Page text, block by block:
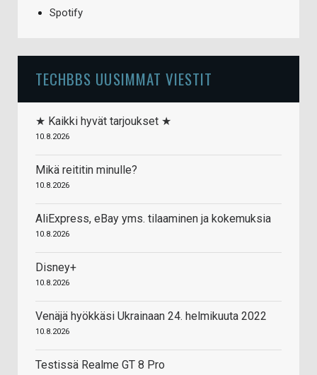
Spotify
TECHBBS UUSIMMAT VIESTIT
★ Kaikki hyvät tarjoukset ★
10.8.2026
Mikä reititin minulle?
10.8.2026
AliExpress, eBay yms. tilaaminen ja kokemuksia
10.8.2026
Disney+
10.8.2026
Venäjä hyökkäsi Ukrainaan 24. helmikuuta 2022
10.8.2026
Testissä Realme GT 8 Pro